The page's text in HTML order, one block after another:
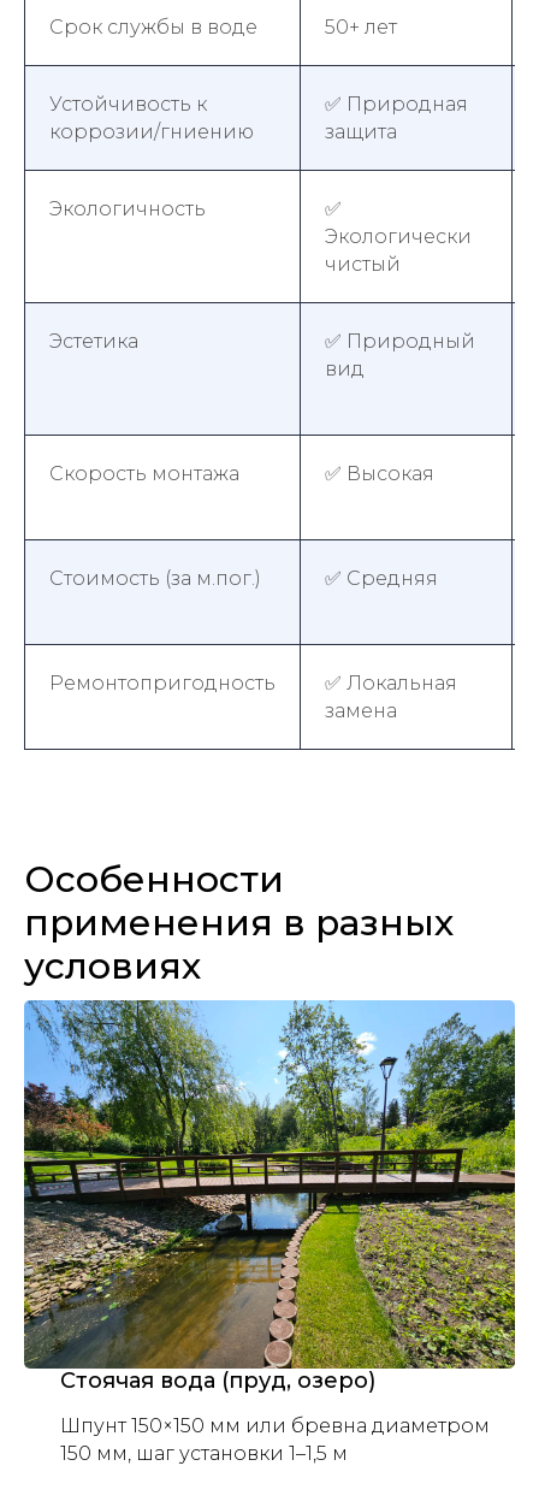
Срок службы в воде 50+ лет
Устойчивость к
коррозии/гниению
✅ Природная
защита
Экологичность
✅
Экологически
чистый
Эстетика
✅ Природный
вид
Скорость монтажа ✅ Высокая
Стоимость (за м.пог.) ✅ Средняя
Ремонтопригодность
✅ Локальная
замена
Особенности
применения в разных
условиях
Стоячая вода (пруд, озеро)
Шпунт 150×150 мм или бревна диаметром
150 мм, шаг установки 1–1,5 м